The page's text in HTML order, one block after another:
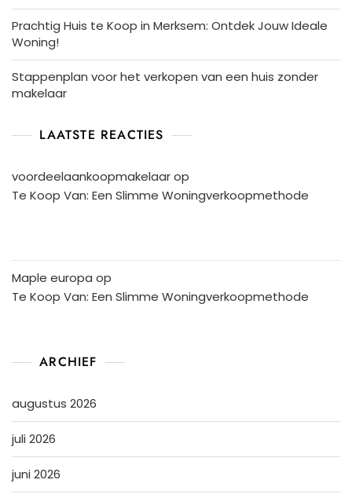
Prachtig Huis te Koop in Merksem: Ontdek Jouw Ideale
Woning!
Stappenplan voor het verkopen van een huis zonder
makelaar
LAATSTE REACTIES
voordeelaankoopmakelaarop
Te Koop Van: Een Slimme Woningverkoopmethode
Maple europa op
Te Koop Van: Een Slimme Woningverkoopmethode
ARCHIEF
augustus 2026
juli 2026
juni 2026